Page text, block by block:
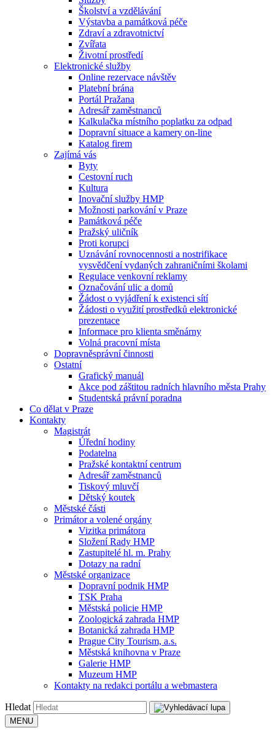
Školství a vzdělávání
Výstavba a památková péče
Zdraví a zdravotnictví
Zvířata
Životní prostředí
Elektronické služby
Online rezervace návštěv
Platební brána
Portál Pražana
Adresář zaměstnanců
Kalkulačka místního poplatku za odpad
Dopravní situace a kamery on-line
Katalog firem
Zajímá vás
Byty
Cestovní ruch
Kultura
Inovační služby HMP
Možnosti parkování v Praze
Památková péče
Pražský uličník
Proti korupci
Uznávání rovnocennosti a nostrifikace
vysvědčení vydaných zahraničními školami
Regulace venkovní reklamy
Označování ulic a domů
Žádost o vyjádření k existenci sítí
Žádosti o využití prostředků elektronické
prezentace
Informace pro klienta směnárny
Volná pracovní místa
Dopravněsprávní činnosti
Ostatní
Grafický manuál
Akce pod záštitou radních hlavního města Prahy
Studentská právní poradna
Co dělat v Praze
Kontakty
Magistrát
Úřední hodiny
Podatelna
Pražské kontaktní centrum
Adresář zaměstnanců
Tiskový mluvčí
Dětský koutek
Městské části
Primátor a volené orgány
Vizitka primátora
Složení Rady HMP
Zastupitelé hl. m. Prahy
Dotazy na radní
Městské organizace
Dopravní podnik HMP
TSK Praha
Městská policie HMP
Zoologická zahrada HMP
Botanická zahrada HMP
Prague City Tourism, a.s.
Městská knihovna v Praze
Galerie HMP
Muzeum HMP
Kontakty na redakci portálu a webmastera
Hledat
MENU